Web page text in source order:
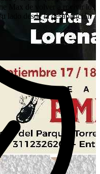
Max de volver a revivir los
lado desde la desaparición